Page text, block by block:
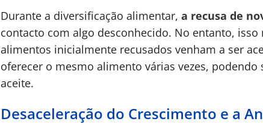
Durante a diversificação alimentar, a recusa de
contacto com algo desconhecido. No entanto,
alimentos inicialmente recusados venham a ser
oferecer o mesmo alimento várias vezes, podendo
aceite.
Desaceleração do Crescimento e a